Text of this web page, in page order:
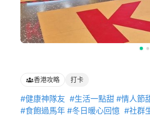
香港攻略 打卡
#健康神隊友 #生活一點甜 #情人節
#食飽過馬年 #冬日暖心回憶 #社群